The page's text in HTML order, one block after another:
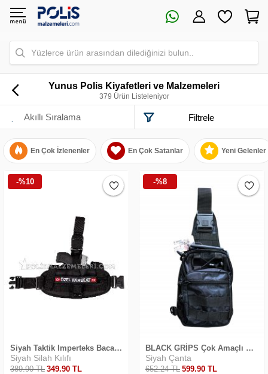
Yüzlerce ürün arasından dilediğinizi bulun..
Yunus Polis Kiyafetleri ve Malzemeleri
379 Ürün Listeleniyor
Filtrele
En Çok İzlenenler En Çok Satanlar Yeni Gelenler
-%10
Siyah Taktik Imperteks Bacak Kılıfı
Siyah Silah Kılıfı
389.90TL 349.90 TL
-%8
BLACK GRİPS Çok Amaçlı Silah Taşıma Çantası:
Siyah Çanta
652.24TL 599.90 TL